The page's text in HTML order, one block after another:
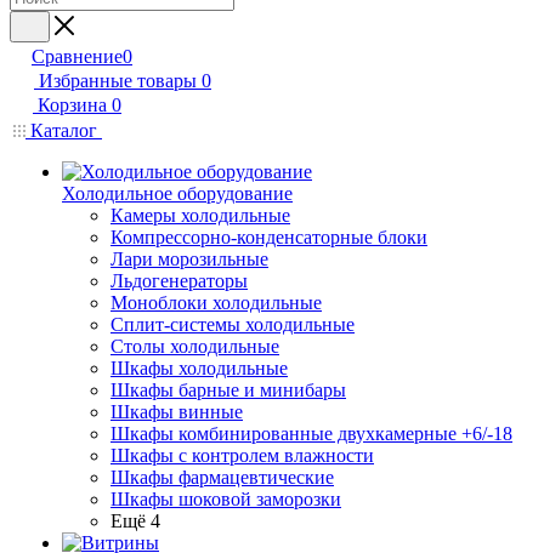
Сравнение0
Избранные товары 0
Корзина 0
Каталог
Холодильное оборудование
Камеры холодильные
Компрессорно-конденсаторные блоки
Лари морозильные
Льдогенераторы
Моноблоки холодильные
Сплит-системы холодильные
Столы холодильные
Шкафы холодильные
Шкафы барные и минибары
Шкафы винные
Шкафы комбинированные двухкамерные +6/-18
Шкафы с контролем влажности
Шкафы фармацевтические
Шкафы шоковой заморозки
Ещё 4